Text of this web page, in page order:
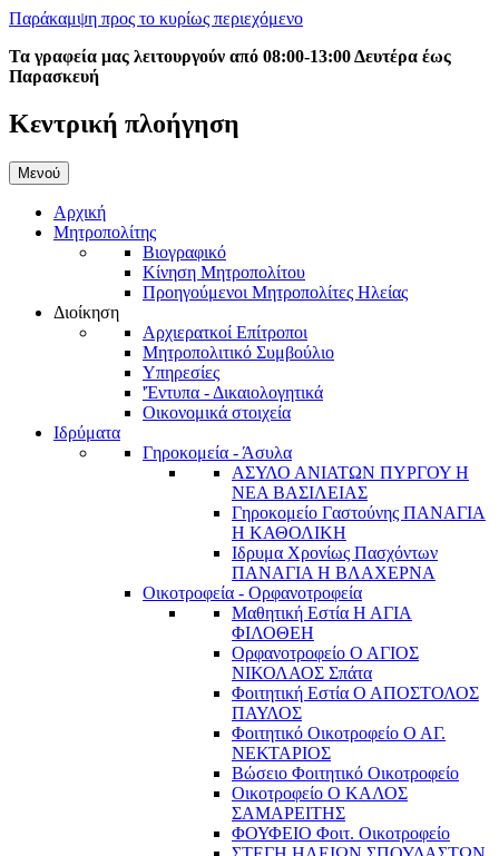
Παράκαμψη προς το κυρίως περιεχόμενο
Τα γραφεία μας λειτουργούν από 08:00-13:00 Δευτέρα έως
Παρασκευή
Κεντρική πλοήγηση
Μενού
Αρχική
Μητροπολίτης
Βιογραφικό
Κίνηση Μητροπολίτου
Προηγούμενοι Μητροπολίτες Ηλείας
Διοίκηση
Αρχιερατκοί Επίτροποι
Μητροπολιτικό Συμβούλιο
Υπηρεσίες
'Έντυπα - Δικαιολογητικά
Οικονομικά στοιχεία
Ιδρύματα
Γηροκομεία - Άσυλα
ΑΣΥΛΟ ΑΝΙΑΤΩΝ ΠΥΡΓΟΥ Η
ΝΕΑ ΒΑΣΙΛΕΙΑΣ
Γηροκομείο Γαστούνης ΠΑΝΑΓΙΑ
Η ΚΑΘΟΛΙΚΗ
Ιδρυμα Χρονίως Πασχόντων
ΠΑΝΑΓΙΑ Η ΒΛΑΧΕΡΝΑ
Οικοτροφεία - Ορφανοτροφεία
Μαθητική Εστία Η ΑΓΙΑ
ΦΙΛΟΘΕΗ
Ορφανοτροφείο Ο ΑΓΙΟΣ
ΝΙΚΟΛΑΟΣ Σπάτα
Φοιτητική Εστία Ο ΑΠΟΣΤΟΛΟΣ
ΠΑΥΛΟΣ
Φοιτητικό Οικοτροφείο Ο ΑΓ.
ΝΕΚΤΑΡΙΟΣ
Βώσειο Φοιτητικό Οικοτροφείο
Οικοτροφείο Ο ΚΑΛΟΣ
ΣΑΜΑΡΕΙΤΗΣ
ΦΟΥΦΕΙΟ Φοιτ. Οικοτροφείο